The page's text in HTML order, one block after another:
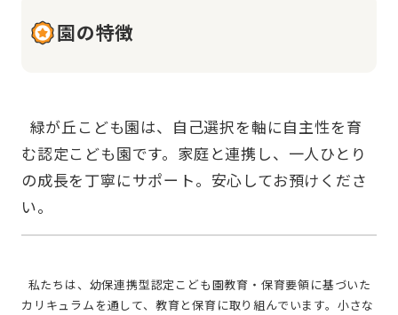
園の特徴
む認定こども園です。家庭と連携し、一人ひとり
の成長を丁寧にサポート。安心してお預けくださ
カリキュラムを通して、教育と保育に取り組んでいます。小さな